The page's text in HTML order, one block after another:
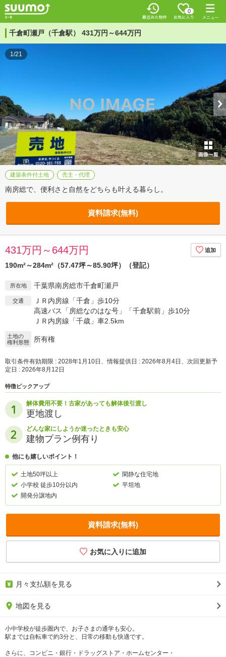
0
千倉町瀬戸（千倉駅） 431万円～644万円
1/21
建築条件付土地 売主・代理
南房総で、便利さと自然をどちらも叶える暮らし。
資料請求(無料)
431万円～644万円
190m²～284m²（57.47坪～85.90坪）（登記）
所在地 千葉県南房総市千倉町瀬戸
交通
ＪＲ内房線「千倉」歩10分
高速バス「房総なのはな号」「千倉駅前」歩10分
ＪＲ内房線「千歳」車2.5km
土地の
権利形態
所有権
取引条件有効期限 : 2028年1月10日、情報提供日 : 2026年8月4日、次回更新予
定日 : 2026年8月12日
特徴ピックアップ
解体費用不要！古家があっても解体後引渡し
更地渡し
どんな家にしようか迷ったときも安心
建物プラン例有り
他にも嬉しいポイント！
土地50坪以上
閑静な住宅地
小学校 徒歩10分以内
平坦地
開発分譲地内
資料請求(無料)
月々支払額を見る
地図を見る
小中学校が徒歩圏内で、お子さまの通学も安心。
駅までは自転車で約3分と、日常の移動も快適です。
さらに、コンビニ・銀行・ドラッグストア・ホームセンター・